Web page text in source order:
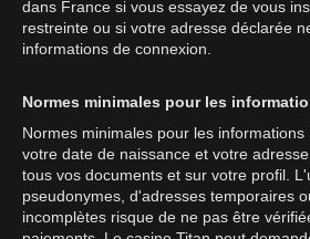
dans France si vous essayez de vous
restreinte ou si votre adresse déclarée
informations de connexion.
Normes minimales pour les
Normes minimales pour les informations
votre date de naissance et votre
tous vos documents et sur votre profil.
pseudonymes, d'adresses temporaires
incomplètes risque de ne pas être